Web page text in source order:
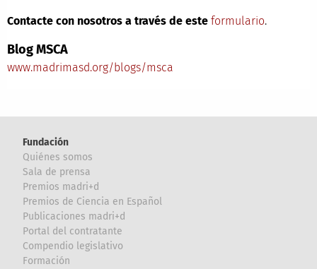
Contacte con nosotros a través de este formulario.
Blog MSCA
www.madrimasd.org/blogs/msca
Fundación
Quiénes somos
Sala de prensa
Premios madri+d
Premios de Ciencia en Español
Publicaciones madri+d
Portal del contratante
Compendio legislativo
Formación